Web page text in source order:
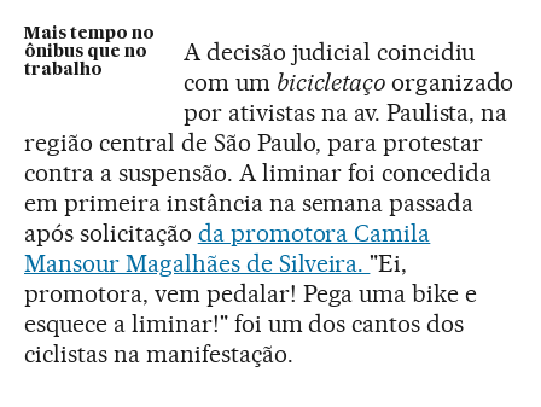
Mais tempo no
ônibus que no
trabalho
A decisão judicial coincidiu
com um bicicletaçoorganizado
por ativistas na av. Paulista, na
região central de São Paulo, para protestar
contra a suspensão. A liminar foi concedida
em primeira instância na semana passada
após solicitação da promotora Camila
Mansour Magalhães de Silveira."Ei,
promotora, vem pedalar! Pega uma bike e
esquece a liminar!" foi um dos cantos dos
ciclistas na manifestação.